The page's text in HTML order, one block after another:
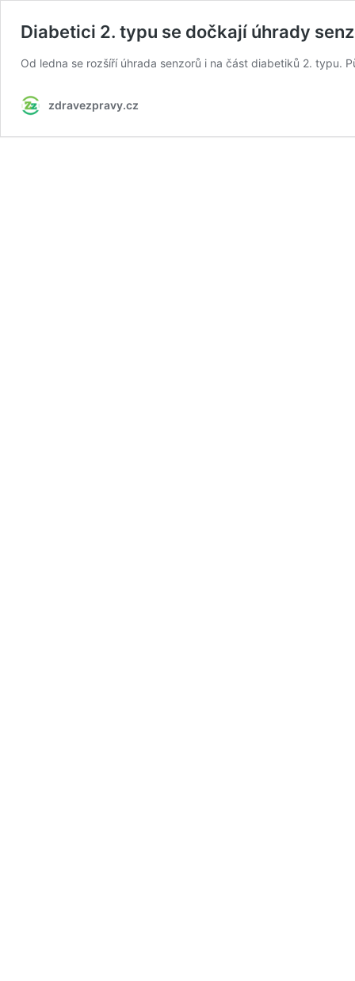
Diabetici 2. typu se dočkají úhrady
Od ledna se rozšíří úhrada senzorů i na část diabetiků 2. typu.
zdravezpravy.cz